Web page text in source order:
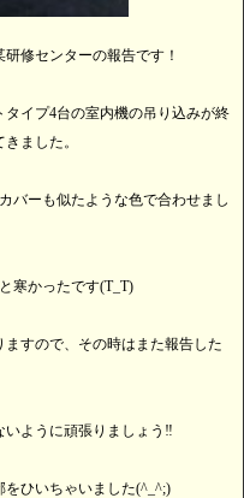
修センターの報告です！
イプ4台の室内機の吊り込みが終
ました。
バーも似たような色で合わせまし
寒かったです(T_T)
すので、その時はまた報告した
ように頑張りましょう‼
ひいちゃいました(^_^;)